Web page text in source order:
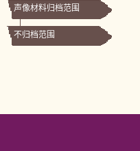
声像材料归档范围
不归档范围